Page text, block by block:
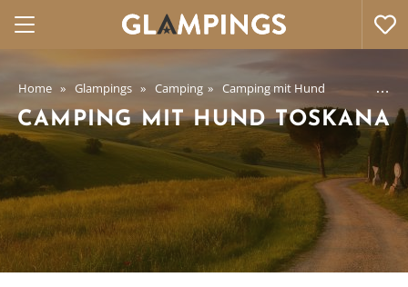
Home Glampings Camping Camping mit Hund Camping
CAMPING MIT HUND TOSKANA